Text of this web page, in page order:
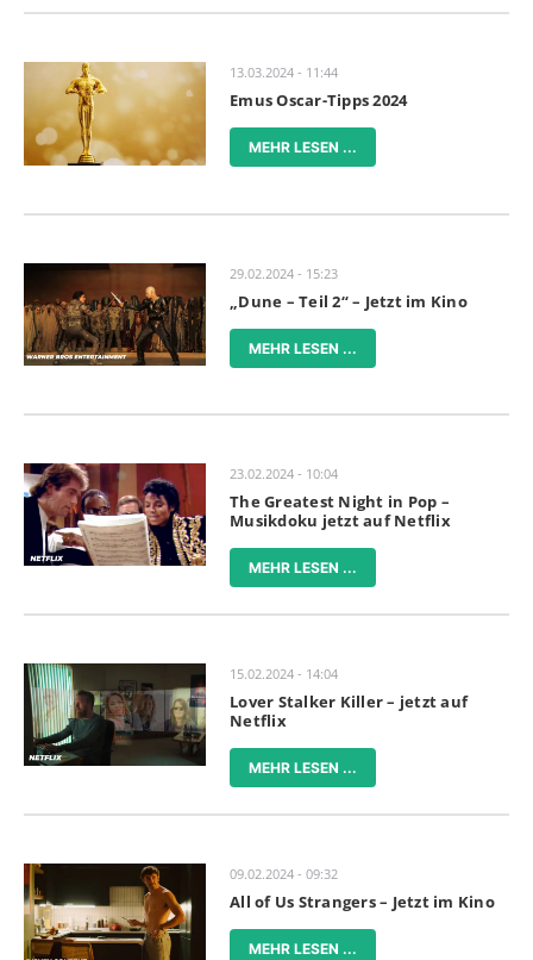
13.03.2024 - 11:44
Emus Oscar-Tipps 2024
MEHR LESEN ...
29.02.2024 - 15:23
„Dune – Teil 2“ – Jetzt im Kino
MEHR LESEN ...
23.02.2024 - 10:04
The Greatest Night in Pop –
Musikdoku jetzt auf Netflix
MEHR LESEN ...
15.02.2024 - 14:04
Lover Stalker Killer – jetzt auf
Netflix
MEHR LESEN ...
09.02.2024 - 09:32
All of Us Strangers – Jetzt im Kino
MEHR LESEN ...